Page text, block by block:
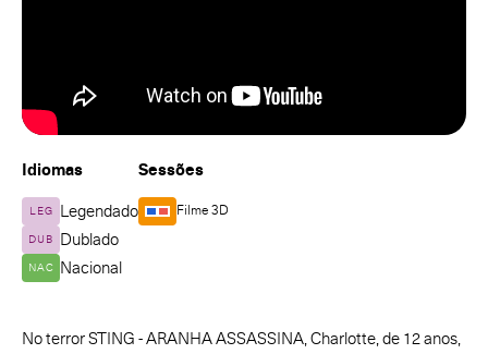
Idiomas
LEG Legendado
DUB Dublado
NAC Nacional
Sessões
Filme 3D
No terror STING - ARANHA ASSASSINA, Charlotte, de 12 anos,